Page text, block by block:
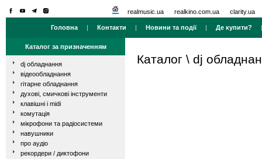
realmusic.ua realkino.com.ua clarity.ua
Головна | Контакти | Новини та події| Де купити?
Каталог за призначенням
dj обладнання
відеообладнання
гітарне обладнання
духові, смичкові інструменти
клавішні і midi
комутація
мікрофони та радіосистеми
навушники
про аудіо
рекордери / диктофони
Каталог \ dj